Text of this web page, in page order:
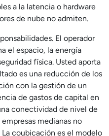
a la latencia o hardware
de nube no admiten.
El operador
el espacio, la energía
física. Usted aporta
es una reducción de los
con la gestión de un
de gastos de capital en
conectividad de nivel de
medianas no
coubicación es el modelo